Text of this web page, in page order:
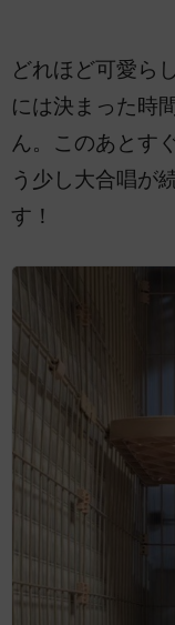
どれほど可愛ら
には決まった時
ん。このあとす
う少し大合唱が
す！